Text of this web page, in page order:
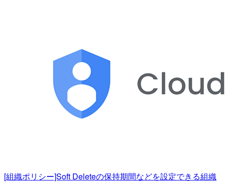
[組織ポリシー]Soft Deleteの保持期間などを設定できる組織